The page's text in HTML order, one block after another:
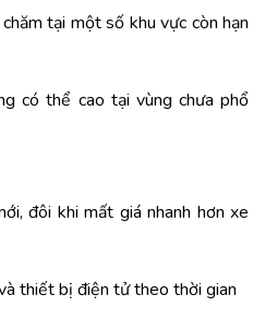
tại một số khu vực còn hạn
có thể cao tại vùng chưa phổ
đôi khi mất giá nhanh hơn xe
thiết bị điện tử theo thời gian